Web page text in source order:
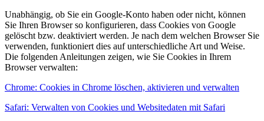
Unabhängig, ob Sie ein Google-Konto haben oder nicht, können
Sie Ihren Browser so konfigurieren, dass Cookies von Google
gelöscht bzw. deaktiviert werden. Je nach dem welchen Browser Sie
verwenden, funktioniert dies auf unterschiedliche Art und Weise.
Die folgenden Anleitungen zeigen, wie Sie Cookies in Ihrem
Browser verwalten:
Chrome: Cookies in Chrome löschen, aktivieren und verwalten
Safari: Verwalten von Cookies und Websitedaten mit Safari